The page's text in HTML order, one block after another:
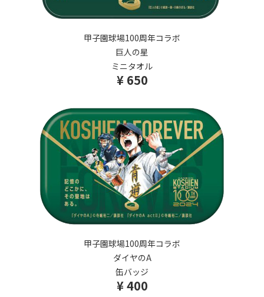
甲子園球場100周年コラボ
巨人の星
ミニタオル
¥ 650
甲子園球場100周年コラボ
ダイヤのA
缶バッジ
¥ 400